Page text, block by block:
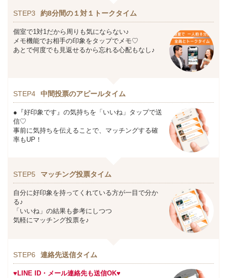
STEP3 約8分間の１対１トークタイム
個室で1対1だから周りも気にならない♪
メモ機能でお相手の印象をタップでメモ♡
あとで何度でも見返せるから忘れる心配もなし♪
STEP4 中間投票のアピールタイム
●『好印象です』の気持ちを「いいね」タップで送
信♡
事前に気持ちを伝えることで、マッチングする確
率もUP！
STEP5 マッチング投票タイム
自分に好印象を持ってくれている方が一目で分か
る♪
「いいね」の結果も参考にしつつ
気軽にマッチング投票を♪
STEP6 連絡先送信タイム
♥LINE ID・メール連絡先も送信OK♥